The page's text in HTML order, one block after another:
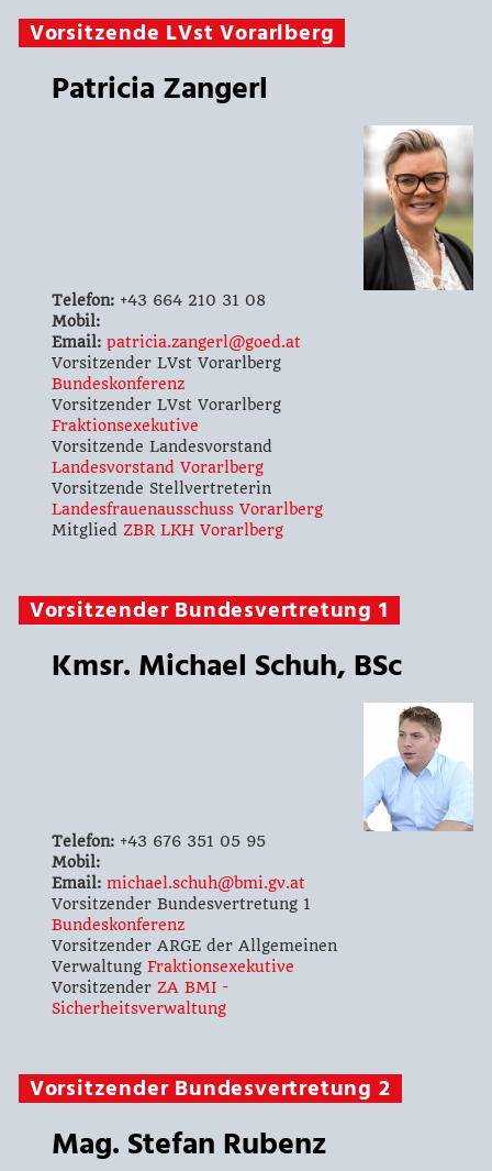
Vorsitzende LVst Vorarlberg
Patricia Zangerl
Telefon:+43 664 210 31 08
Mobil:
Email: patricia.zangerl@goed.at
Vorsitzender LVst Vorarlberg
Bundeskonferenz
Vorsitzender LVst Vorarlberg
Fraktionsexekutive
Vorsitzende Landesvorstand
Landesvorstand Vorarlberg
Vorsitzende Stellvertreterin
Landesfrauenausschuss Vorarlberg
Mitglied ZBR LKH Vorarlberg
Vorsitzender Bundesvertretung 1
Kmsr. Michael Schuh, BSc
Telefon:+43 676 351 05 95
Mobil:
Email: michael.schuh@bmi.gv.at
Vorsitzender Bundesvertretung 1
Bundeskonferenz
Vorsitzender ARGE der Allgemeinen
Verwaltung Fraktionsexekutive
Vorsitzender ZA BMI -
Sicherheitsverwaltung
Vorsitzender Bundesvertretung 2
Mag. Stefan Rubenz